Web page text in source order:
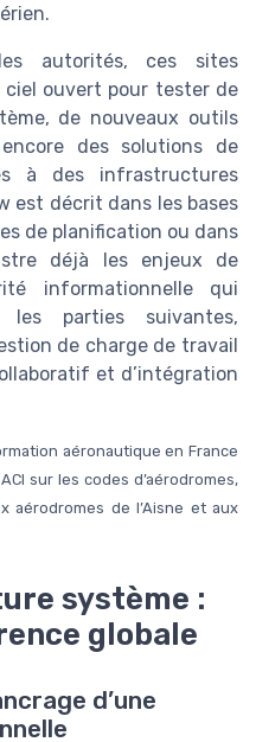
autorités, ces sites
ouvert pour tester de
de nouveaux outils
des solutions de
à des infrastructures
est décrit dans les bases
de planification ou dans
déjà les enjeux de
informationnelle qui
les parties suivantes,
de charge de travail
et d’intégration
aéronautique en France
sur les codes d’aérodromes,
aérodromes de l’Aisne et aux
système :
globale
d’une